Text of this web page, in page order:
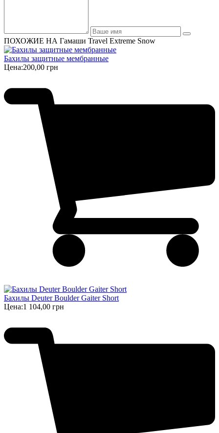
ПОХОЖИЕ НА Гамаши Travel Extreme Snow
Бахилы защитные мембранные
Цена:200,00 грн
Бахилы Deuter Boulder Gaiter Short
Цена:1 104,00 грн